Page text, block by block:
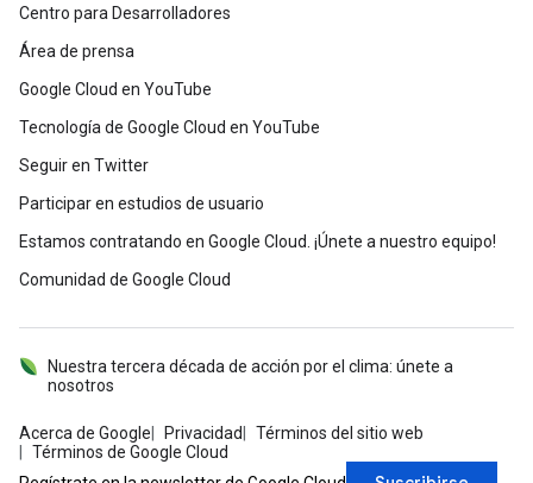
Centro para Desarrolladores
Área de prensa
Google Cloud en YouTube
Tecnología de Google Cloud en YouTube
Seguir en Twitter
Participar en estudios de usuario
Estamos contratando en Google Cloud. ¡Únete a nuestro equipo!
Comunidad de Google Cloud
Acerca de Google Privacidad
Términos del sitio web
Términos de Google Cloud
Nuestra tercera década de acción por el clima: únete a
nosotros